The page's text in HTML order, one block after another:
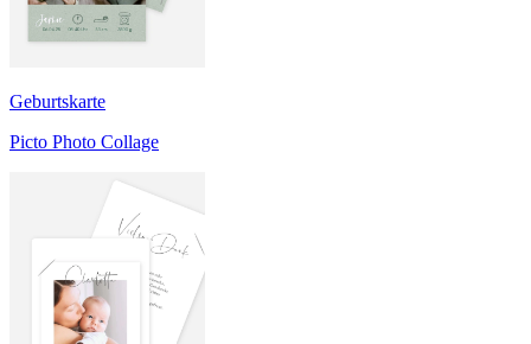
Geburtskarte
Picto Photo Collage